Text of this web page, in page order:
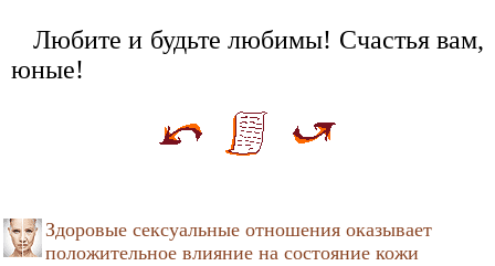
Любите и будьте любимы! Счастья вам,
юные!
Здоровые сексуальные отношения оказывает
положительное влияние на состояние кожи